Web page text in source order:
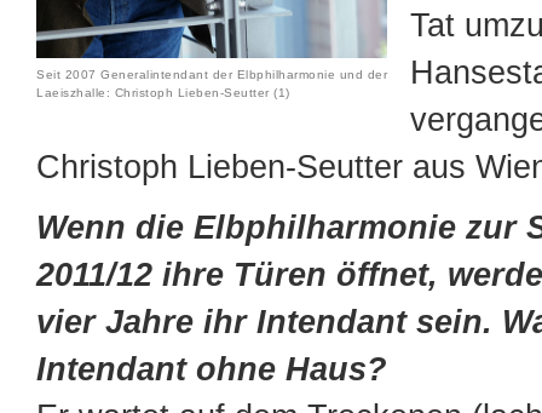
Seit 2007 Generalintendant der Elbphilharmonie und der
Laeiszhalle: Christoph Lieben-Seutter (1)
Tat
Christoph Lieben-Seutter aus
Wenn die Elbphilharmonie zur
2011/12 ihre Türen öffnet,
vier Jahre ihr Intendant sein.
Intendant ohne Haus?